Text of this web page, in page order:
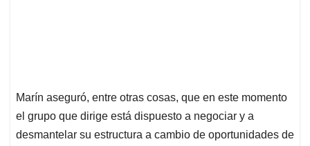
Marín aseguró, entre otras cosas, que en este momento
el grupo que dirige está dispuesto a negociar y a
desmantelar su estructura a cambio de oportunidades de